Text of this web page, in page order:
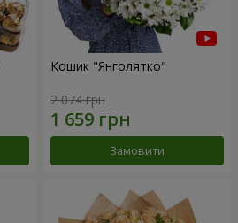
Кошик "Янголятко"
2 074 грн
Замовити